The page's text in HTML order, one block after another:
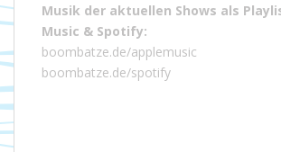
Musik der aktuellen Shows als
Music & Spotify:
boombatze.de/applemusic
boombatze.de/spotify